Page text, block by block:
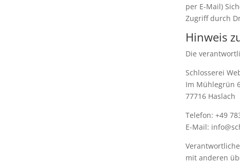
per E-Mail)
Zugriff durch
Hinweis
Die
Schlosserei
Im Mühlegrün
77716 Haslach
Telefon: +49
E-Mail:
mit anderen